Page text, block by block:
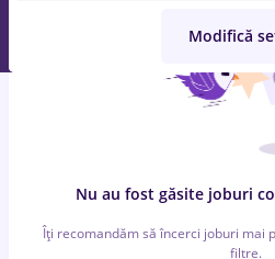
Nu au fost găsite joburi
Îți recomandăm să încerci joburi mai
filtre.
Modifică